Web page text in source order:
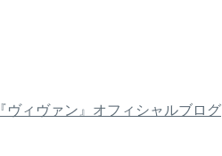
ィヴァン』オフィシャルブログ